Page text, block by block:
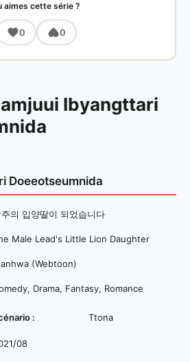
aimes cette série ?
0 0
Ibyangttari
Doeeotseumnida
주의 입양딸이 되었습니다
Male Lead's Little Lion Daughter
(Webtoon)
Drama, Fantasy, Romance
: Ttona
08